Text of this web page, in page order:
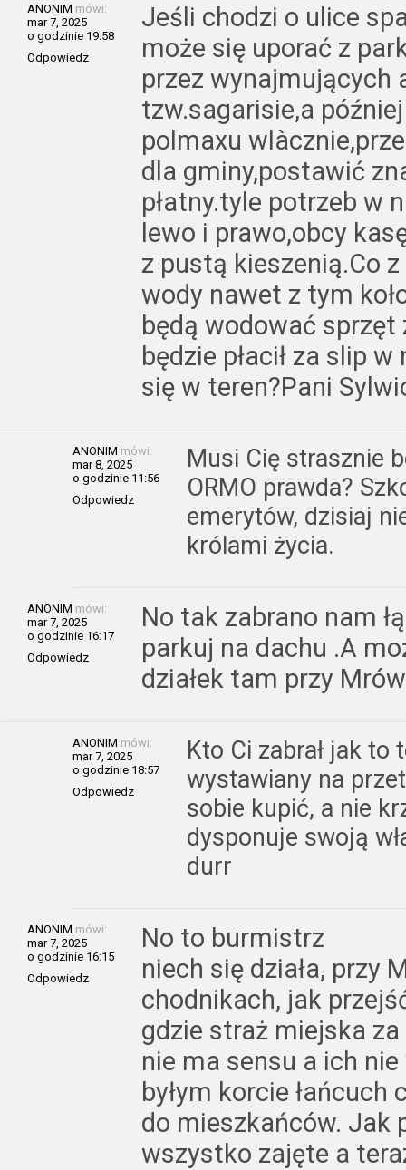
ANONIM mówi:
mar 7, 2025
o godzinie 19:58
Odpowiedz
Jeśli chodzi o ulice
może się uporać z
przez wynajmujących
tzw.sagarisie,a
polmaxu
dla gminy,postawić
płatny.tyle potrzeb w
lewo i prawo,obcy
z pustą kieszenią.Co
wody nawet z tym
będą wodować
będzie płacił za slip
się w teren?Pani
ANONIM mówi:
mar 8, 2025
o godzinie 11:56
Odpowiedz
Musi Cię strasznie
ORMO prawda?
emerytów, dzisiaj
królami życia.
ANONIM mówi:
mar 7, 2025
o godzinie 16:17
Odpowiedz
No tak zabrano nam
parkuj na dachu .A
działek tam przy
ANONIM mówi:
mar 7, 2025
o godzinie 18:57
Odpowiedz
Kto Ci zabrał jak to
wystawiany na
sobie kupić, a nie
dysponuje swoją
durr
ANONIM mówi:
mar 7, 2025
o godzinie 16:15
Odpowiedz
No to burmistrz
niech się działa, przy
chodnikach, jak
gdzie straż miejska
nie ma sensu a ich
byłym korcie
do mieszkańców. Jak
wszystko zajęte a